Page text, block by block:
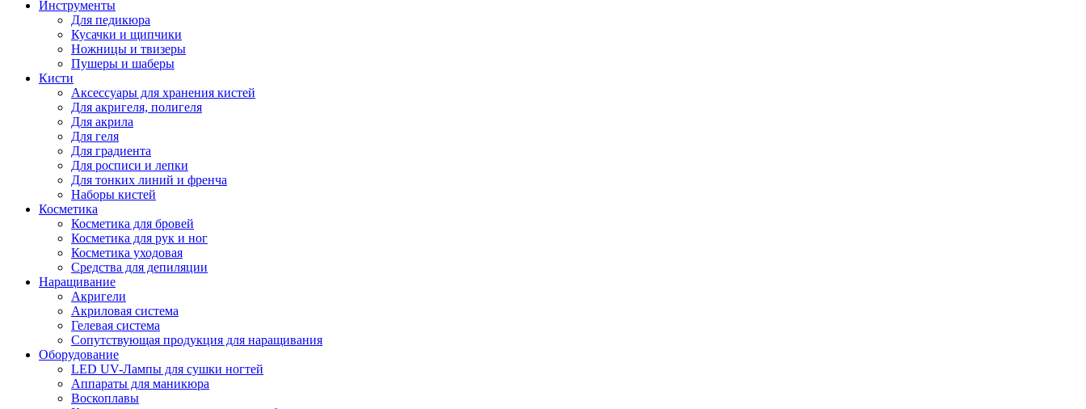
Инструменты
Для педикюра
Кусачки и щипчики
Ножницы и твизеры
Пушеры и шаберы
Кисти
Аксессуары для хранения кистей
Для акригеля, полигеля
Для акрила
Для геля
Для градиента
Для росписи и лепки
Для тонких линий и френча
Наборы кистей
Косметика
Косметика для бровей
Косметика для рук и ног
Косметика уходовая
Средства для депиляции
Наращивание
Акригели
Акриловая система
Гелевая система
Сопутствующая продукция для наращивания
Оборудование
LED UV-Лампы для сушки ногтей
Аппараты для маникюра
Воскоплавы